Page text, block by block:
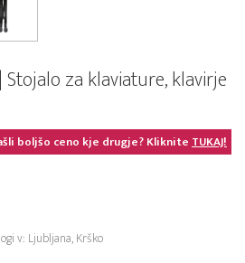
za klaviature, klavirje
boljšo ceno kje drugje? KlikniteTUKAJ!
v: Ljubljana, Krško